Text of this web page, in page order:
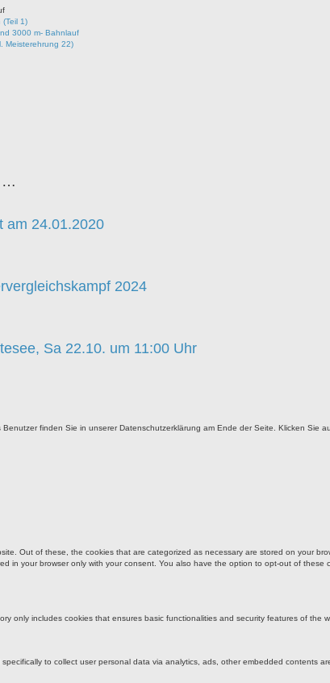
(Teil 1)
3000 m- Bahnlauf
Meisterehrung 22)
…
am 24.01.2020
2024
Sa 22.10. um 11:00 Uhr
finden Sie in unserer Datenschutzerklärung am Ende der Seite. Klicken Sie
Out of these, the cookies that are categorized as necessary are stored on your
in your browser only with your consent. You also have the option to opt-out of
only includes cookies that ensures basic functionalities and security features of the
to collect user personal data via analytics, ads, other embedded contents